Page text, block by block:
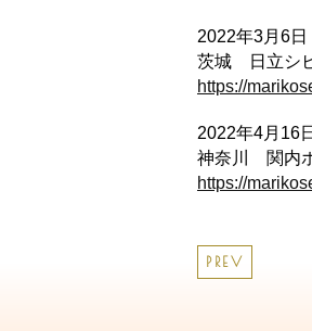
2022年3月6日
茨城 日立シ
https://
2022年4月16
神奈川 関内
https://
PREV